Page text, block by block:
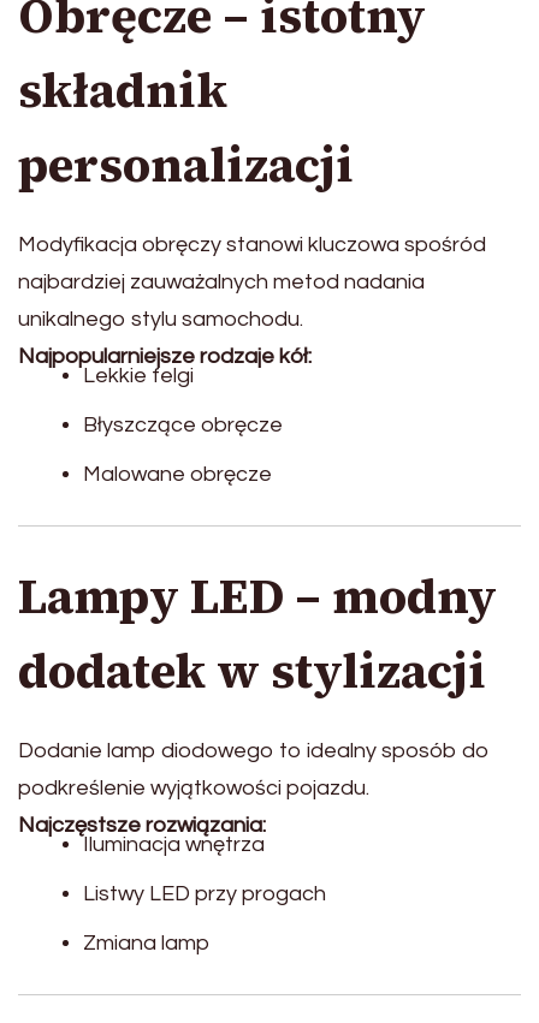
Obręcze – istotny
składnik
personalizacji
Modyfikacja obręczy stanowi kluczowa spośród
najbardziej zauważalnych metod nadania
unikalnego stylu samochodu.
Najpopularniejsze rodzaje kół:
Lekkie felgi
Błyszczące obręcze
Malowane obręcze
Lampy LED – modny
dodatek w stylizacji
Dodanie lamp diodowego to idealny sposób do
podkreślenie wyjątkowości pojazdu.
Najczęstsze rozwiązania:
Iluminacja wnętrza
Listwy LED przy progach
Zmiana lamp